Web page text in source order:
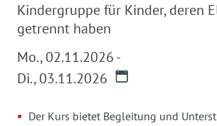
Kindergruppe für Kinder, deren
getrennt haben
Mo.,02.11.2026-
Di.,03.11.2026
Der Kurs bietet Begleitung und